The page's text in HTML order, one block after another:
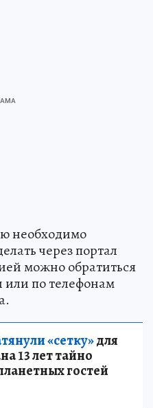
необходимо
через портал
можно обратиться
по телефонам
«сетку»для
13 лет тайно
гостей